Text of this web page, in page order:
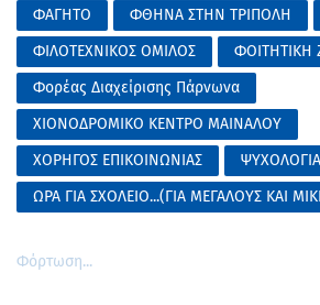
ΦΑΓΗΤΟ
ΦΘΗΝΑ ΣΤΗΝ ΤΡΙΠΟΛΗ
ΦΙΛΟΤΕΧΝΙΚΟΣ ΟΜΙΛΟΣ
ΦΟΙΤΗΤΙΚΗ
Φορέας Διαχείρισης Πάρνωνα
ΧΙΟΝΟΔΡΟΜΙΚΟ ΚΕΝΤΡΟ ΜΑΙΝΑΛΟΥ
ΧΟΡΗΓΟΣ ΕΠΙΚΟΙΝΩΝΙΑΣ
ΨΥΧΟΛΟΓΙΑ
ΩΡΑ ΓΙΑ ΣΧΟΛΕΙΟ...(ΓΙΑ ΜΕΓΑΛΟΥΣ ΚΑΙ
Φόρτωση...